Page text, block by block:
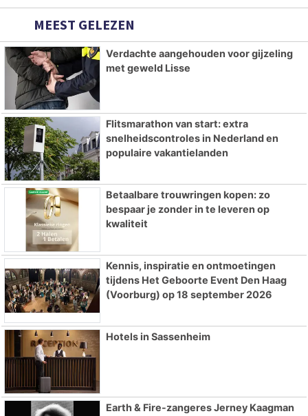
MEEST GELEZEN
Verdachte aangehouden voor gijzeling
met geweld Lisse
Flitsmarathon van start: extra
snelheidscontroles in Nederland en
populaire vakantielanden
Betaalbare trouwringen kopen: zo
bespaar je zonder in te leveren op
kwaliteit
Kennis, inspiratie en ontmoetingen
tijdens Het Geboorte Event Den Haag
(Voorburg) op 18 september 2026
Hotels in Sassenheim
Earth & Fire-zangeres Jerney Kaagman